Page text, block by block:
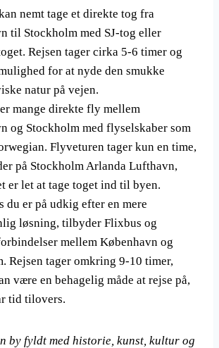
nemt tage et direkte tog fra
til Stockholm med SJ-tog eller
Rejsen tager cirka 5-6 timer og
for at nyde den smukke
natur på vejen.
mange direkte fly mellem
og Stockholm med flyselskaber som
Flyveturen tager kun en time,
på Stockholm Arlanda Lufthavn,
er let at tage toget ind til byen.
du er på udkig efter en mere
løsning, tilbyder Flixbus og
mellem København og
Rejsen tager omkring 9-10 timer,
være en behagelig måde at rejse på,
tid tilovers.
by fyldt med historie, kunst, kultur og